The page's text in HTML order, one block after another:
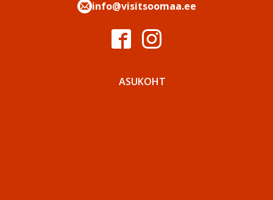
info@visitsoomaa.ee
ASUKOHT